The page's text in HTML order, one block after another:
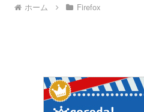
ホーム Firefox